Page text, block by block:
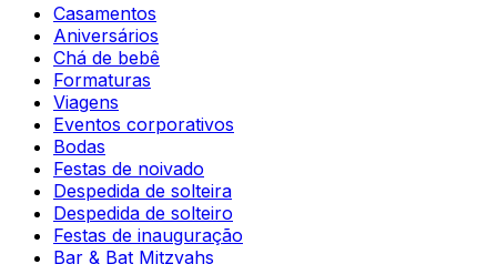
Casamentos
Aniversários
Chá de bebê
Formaturas
Viagens
Eventos corporativos
Bodas
Festas de noivado
Despedida de solteira
Despedida de solteiro
Festas de inauguração
Bar & Bat Mitzvahs